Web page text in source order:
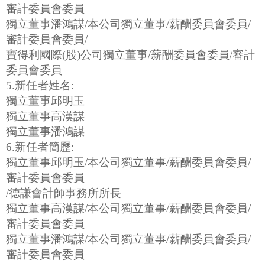
審計委員會委員
獨立董事潘鴻謀/本公司獨立董事/薪酬委員會委員/
審計委員會委員/
寶得利國際(股)公司獨立董事/薪酬委員會委員/審計
委員會委員
5.新任者姓名:
獨立董事邱明玉
獨立董事高漢謀
獨立董事潘鴻謀
6.新任者簡歷:
獨立董事邱明玉/本公司獨立董事/薪酬委員會委員/
審計委員會委員
/德謙會計師事務所所長
獨立董事高漢謀/本公司獨立董事/薪酬委員會委員/
審計委員會委員
獨立董事潘鴻謀/本公司獨立董事/薪酬委員會委員/
審計委員會委員